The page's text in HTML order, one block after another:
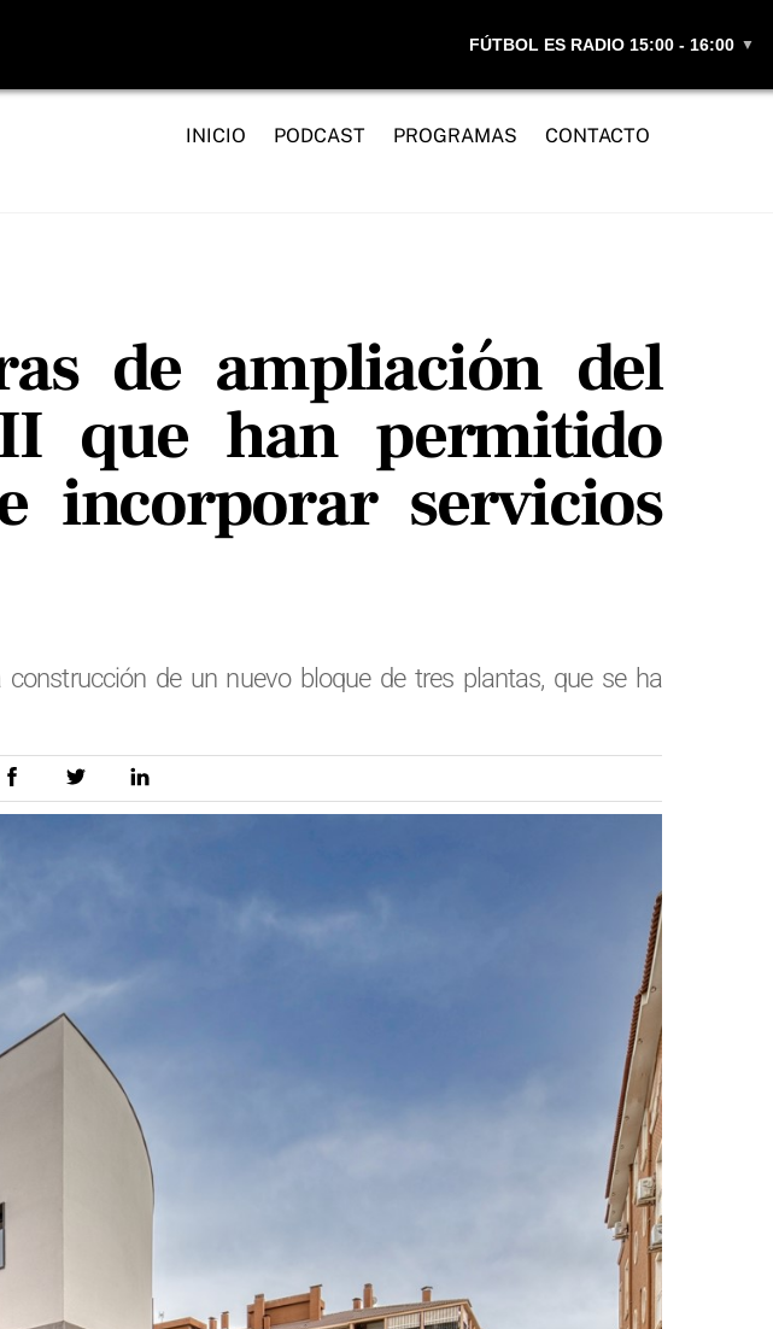
FÚTBOL ES RADIO 15:00 - 16:00 ▼
INICIO PODCAST PROGRAMAS CONTACTO
de ampliación del
que han permitido
incorporar servicios
de un nuevo bloque de tres plantas, que se ha